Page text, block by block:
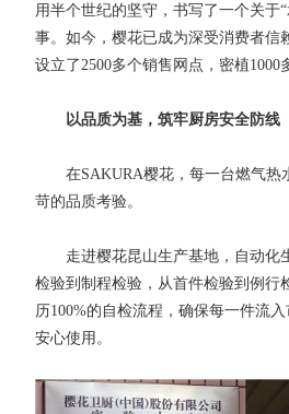
用半个世纪的坚守，书写了一个关于
事。如今，樱花已成为深受消费者信
设立了2500多个销售网点，密植1000
以品质为基，筑牢厨房安全防线
在SAKURA樱花，每一台燃气热
苛的品质考验。
走进樱花昆山生产基地，自动化
检验到制程检验，从首件检验到例行
历100%的自检流程，确保每一件流
安心使用。